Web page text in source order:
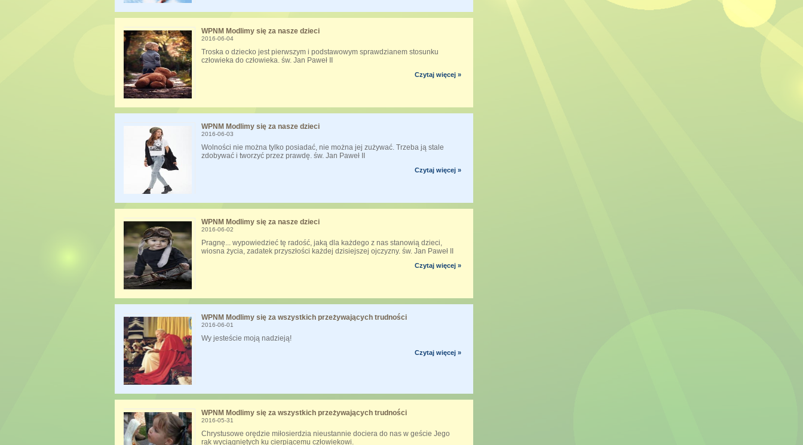
WPNM Modlimy się za nasze dzieci
2016-06-04
Troska o dziecko jest pierwszym i podstawowym sprawdzianem stosunku
człowieka do człowieka. św. Jan Paweł II
Czytaj więcej »
WPNM Modlimy się za nasze dzieci
2016-06-03
Wolności nie można tylko posiadać, nie można jej zużywać. Trzeba ją stale
zdobywać i tworzyć przez prawdę. św. Jan Paweł II
Czytaj więcej »
WPNM Modlimy się za nasze dzieci
2016-06-02
Pragnę... wypowiedzieć tę radość, jaką dla każdego z nas stanowią dzieci,
wiosna życia, zadatek przyszłości każdej dzisiejszej ojczyzny. św. Jan Paweł II
Czytaj więcej »
WPNM Modlimy się za wszystkich przeżywających trudności
2016-06-01
Wy jesteście moją nadzieją!
Czytaj więcej »
WPNM Modlimy się za wszystkich przeżywających trudności
2016-05-31
Chrystusowe orędzie miłosierdzia nieustannie dociera do nas w geście Jego
rąk wyciągniętych ku cierpiącemu człowiekowi.